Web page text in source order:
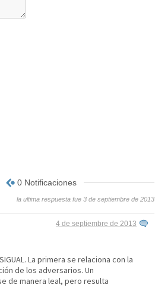
0 Notificaciones
la ultima respuesta fue 3 de septiembre de 2013
4 de septiembre de 2013
La primera se relaciona con la
de los adversarios. Un
de manera leal, pero resulta